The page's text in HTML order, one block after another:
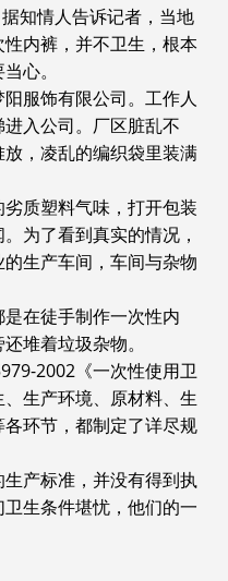
知情人告诉记者，当地
内裤，并不卫生，根本
心。
服饰有限公司。工作人
入公司。厂区脏乱不
，凌乱的编织袋里装满
质塑料气味，打开包装
为了看到真实的情况，
生产车间，车间与杂物
在徒手制作一次性内
堆着垃圾杂物。
2002《一次性使用卫
生产环境、原材料、生
环节，都制定了详尽规
产标准，并没有得到执
生条件堪忧，他们的一